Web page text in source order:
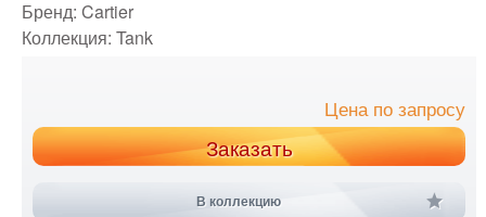
Бренд: Cartier
Коллекция: Tank
Цена по запросу
Заказать
В коллекцию